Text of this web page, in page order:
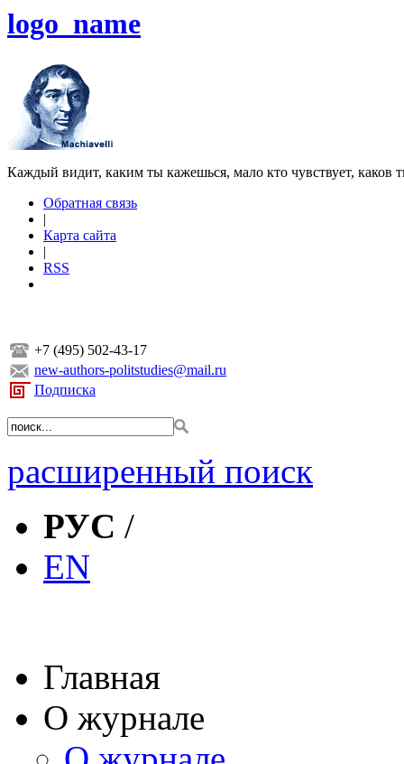
logo_name
Каждый видит, каким ты кажешься, мало кто чувствует, каков
Обратная связь
|
Карта сайта
|
RSS
+7 (495) 502-43-17
new-authors-politstudies@mail.ru
Подписка
расширенный поиск
РУС /
EN
Главная
О журнале